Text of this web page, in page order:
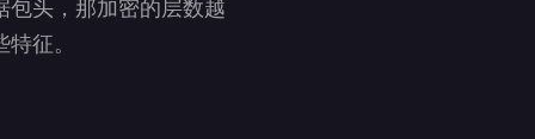
包头，那加密的层数越
征。